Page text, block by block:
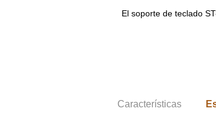
El soporte de teclado
Características